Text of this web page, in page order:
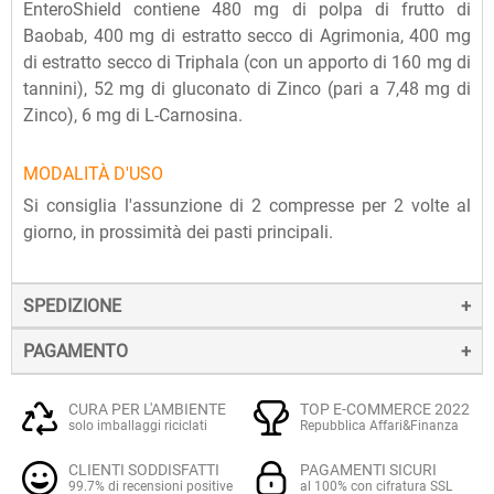
EnteroShield contiene 480 mg di polpa di frutto di
Baobab, 400 mg di estratto secco di Agrimonia, 400 mg
di estratto secco di Triphala (con un apporto di 160 mg di
tannini), 52 mg di gluconato di Zinco (pari a 7,48 mg di
Zinco), 6 mg di L-Carnosina.
MODALITÀ D'USO
Si consiglia l'assunzione di 2 compresse per 2 volte al
giorno, in prossimità dei pasti principali.
SPEDIZIONE
La spedizione dei prodotti avviene entro 24 ore dall'ordine
(sabato e festivi esclusi), tramite corriere SDA.
Quando l'ordine sarà spedito, riceverai una e-mail di
conferma, contenente un link alla tracciatura online
dell'invio, che ti permetterà di verificare in tempo reale lo
stato della spedizione.
PAGAMENTO
Il pagamento degli ordini può avvenire:
altre carte prepagate abilitate), su server sicuro Paypal.
CURA PER L'AMBIENTE
solo imballaggi riciclati
TOP E-COMMERCE 2022
Repubblica Affari&Finanza
CLIENTI SODDISFATTI
99.7% di recensioni positive
PAGAMENTI SICURI
al 100% con cifratura SSL